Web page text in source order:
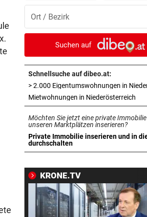
KEINE TICKETS NÖTIG
Feiern Sie den Sommer am
„Krone“-Fest 2026!
ÖFB-KICKER ALS ERSATZ vor 38
In Saalfelden erwartet!
vor RB-Wechsel
„FREMDE MÄCHTE“ vor
Dobrindt: Drohnen-Vorfall
„Anschlagsszenario“
DRAMA IM HOCHGEBIRGE vor
Alpinist stürzt vor Augen der
FOLGEN DER HITZE vor
Rehe verendeten bei
Kanal zu trinken
Suchen auf
Schnellsuche auf dibeo.at:
Mietwohnungen in Niederösterreich
Möchten Sie jetzt eine private
unseren Marktplätzen inserieren?
Private Immobilie inserieren und in
durchschalten
in neuem Tab öffnen
KRONE.TV